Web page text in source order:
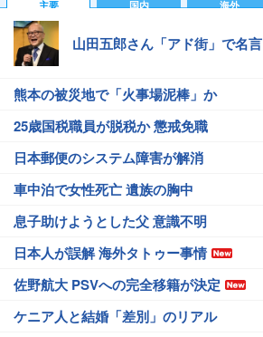
主要 国内 海外
山田五郎さん「アド街」で名言
熊本の被災地で「火事場泥棒」か
25歳国税職員が脱税か 懲戒免職
日本郵便のシステム障害が解消
車中泊で女性死亡 遺族の胸中
息子助けようとした父 意識不明
日本人が誤解 海外タトゥー事情
佐野航大 PSVへの完全移籍が決定
ケニア人と結婚「差別」のリアル